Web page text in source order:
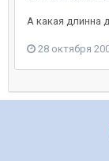
А какая длинна
28 октября